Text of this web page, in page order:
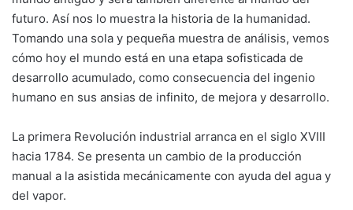
futuro. Así nos lo muestra la historia de la humanidad.
Tomando una sola y pequeña muestra de análisis, vemos
cómo hoy el mundo está en una etapa sofisticada de
desarrollo acumulado, como consecuencia del ingenio
humano en sus ansias de infinito, de mejora y desarrollo.
La primera Revolución industrial arranca en el siglo XVIII
hacia 1784. Se presenta un cambio de la producción
manual a la asistida mecánicamente con ayuda del agua y
del vapor.